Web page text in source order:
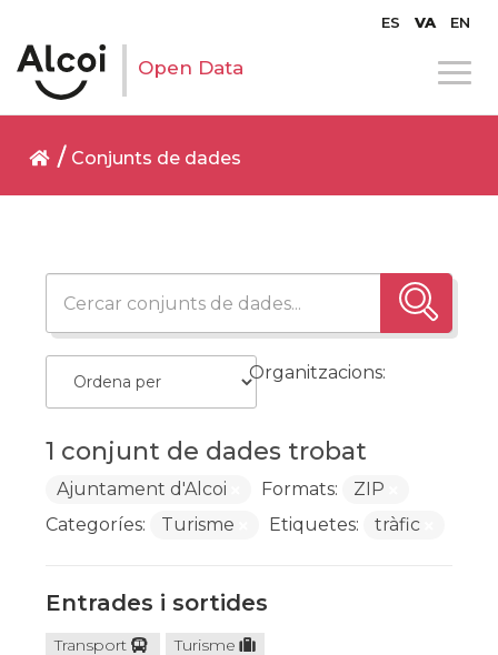
ES VA EN
Open Data
Conjunts de dades
1 conjunt de dades trobat
Organitzacions:
Ajuntament d'Alcoi Formats:
ZIP
Categoríes:
Turisme Etiquetes: tràfic
Entrades i sortides
Transport
Turisme